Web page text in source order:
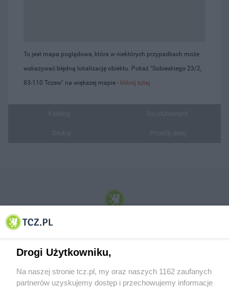
To jest mapa poglądowa, która w niektórych przypadkach może
wskazywać błędną lokalizację obiektu. Pokaż "Sobieskiego 23/2,
83-110 Tczew" na większej mapie - kliknij tutaj
© 2001-2026 Tczew - TCZ.PL Sp. z o.o. Internetowy Serwis Informacyjny Miasta
Drogi Użytkowniku,
Na naszej stronie tcz.pl, my oraz naszych 1162 zaufanych
partnerów uzyskujemy dostęp i przechowujemy informacje